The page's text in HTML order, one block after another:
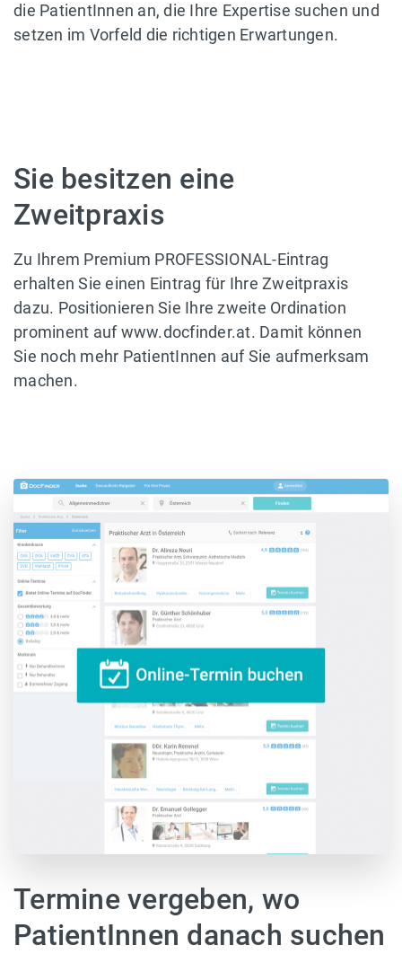
die PatientInnen an, die Ihre Expertise suchen und
setzen im Vorfeld die richtigen Erwartungen.
Sie besitzen eine
Zweitpraxis
Zu Ihrem Premium PROFESSIONAL-Eintrag
erhalten Sie einen Eintrag für Ihre Zweitpraxis
dazu. Positionieren Sie Ihre zweite Ordination
prominent auf www.docfinder.at. Damit können
Sie noch mehr PatientInnen auf Sie aufmerksam
machen.
Termine vergeben, wo
PatientInnen danach suchen